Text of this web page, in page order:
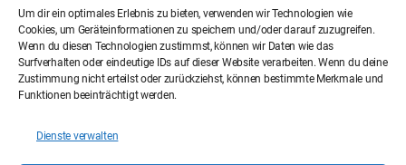
Um dir ein optimales Erlebnis zu bieten, verwenden wir Technologien wie
Cookies, um Geräteinformationen zu speichern und/oder darauf zuzugreifen.
Wenn du diesen Technologien zustimmst, können wir Daten wie das
Surfverhalten oder eindeutige IDs auf dieser Website verarbeiten. Wenn du deine
Zustimmung nicht erteilst oder zurückziehst, können bestimmte Merkmale und
Funktionen beeinträchtigt werden.
Dienste verwalten
← Meine bunte Angst